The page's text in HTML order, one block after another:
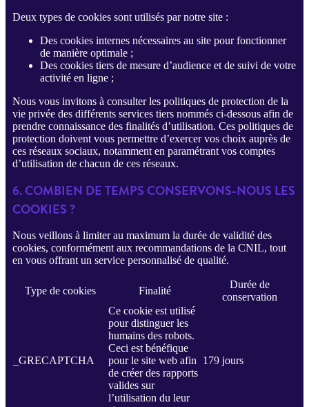
Deux types de cookies sont utilisés par notre site :
Des cookies internes nécessaires au site pour fonctionner
de manière optimale ;
Des cookies tiers de mesure d’audience et de suivi de votre
activité en ligne ;
Nous vous invitons à consulter les politiques de protection de la
vie privée des différents services tiers nommés ci-dessous afin de
prendre connaissance des finalités d’utilisation. Ces politiques de
protection doivent vous permettre d’exercer vos choix auprès de
ces réseaux sociaux, notamment en paramétrant vos comptes
d’utilisation de chacun de ces réseaux.
6. COMBIEN DE TEMPS CONSERVONS-NOUS LES
COOKIES ?
Nous veillons à limiter au maximum la durée de validité des
cookies, conformément aux recommandations de la CNIL, tout
en vous offrant un service personnalisé de qualité.
Type de cookies Finalité
Durée de
conservation
_GRECAPTCHA
Ce cookie est utilisé
pour distinguer les
humains des robots.
Ceci est bénéfique
pour le site web afin
de créer des rapports
valides sur
l’utilisation du leur
179 jours